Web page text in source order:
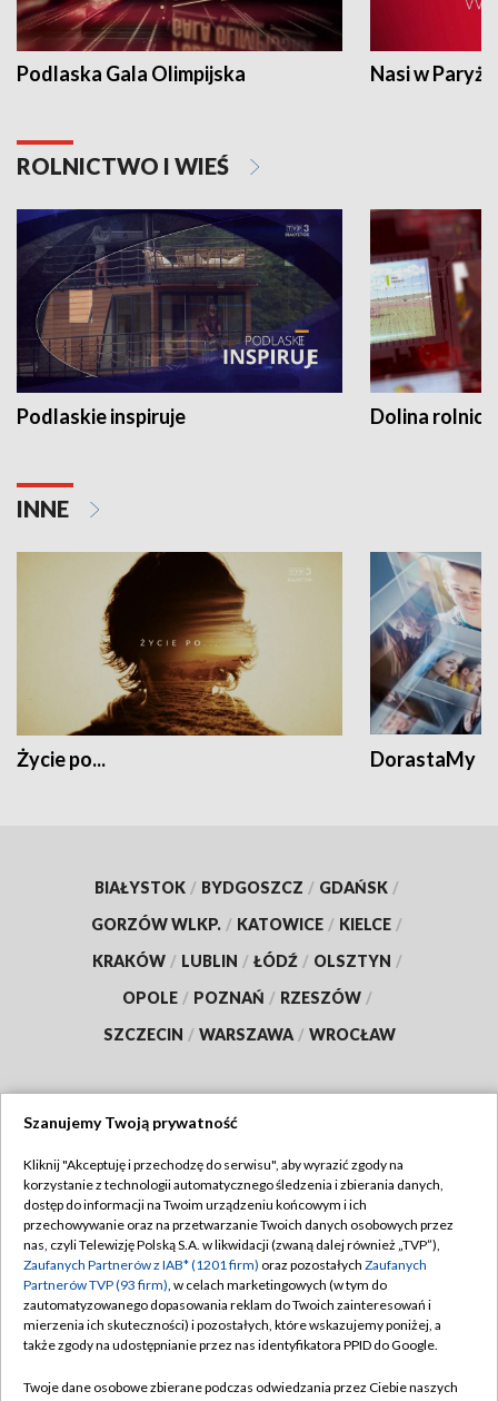
Podlaska Gala Olimpijska Nasi w Paryżu
ROLNICTWO I WIEŚ
Podlaskie inspiruje Dolina
INNE
Życie po... DorastaMy
BIAŁYSTOK / BYDGOSZCZ / GDAŃSK /
GORZÓW WLKP. / KATOWICE / KIELCE /
KRAKÓW / LUBLIN / ŁÓDŹ / OLSZTYN /
OPOLE / POZNAŃ / RZESZÓW /
SZCZECIN / WARSZAWA / WROCŁAW
TVP
Abonament TVP
Emisja w TVP
Centrum informacji TVP
Naziemna Telewizja Cyfrowa
Regulamin TVP
Polityka prywatności
Moje zgody
Pomoc
Szanujemy Twoją prywatność
Kliknij "Akceptuję i przechodzę do serwisu", aby wyrazić zgody na
korzystanie z technologii automatycznego śledzenia i zbierania danych,
dostęp do informacji na Twoim urządzeniu końcowym i ich
przechowywanie oraz na przetwarzanie Twoich danych osobowych przez
nas, czyli Telewizję Polską S.A. w likwidacji (zwaną dalej również „TVP”),
Zaufanych Partnerów z IAB* (1201 firm) oraz pozostałych Zaufanych
Partnerów TVP (93 firm), w celach marketingowych (w tym do
zautomatyzowanego dopasowania reklam do Twoich zainteresowań i
mierzenia ich skuteczności) i pozostałych, które wskazujemy poniżej, a
także zgody na udostępnianie przez nas identyfikatora PPID do Google.
Twoje dane osobowe zbierane podczas odwiedzania przez Ciebie naszych